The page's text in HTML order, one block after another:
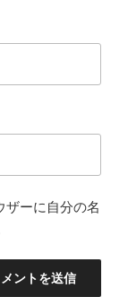
ザーに自分の名